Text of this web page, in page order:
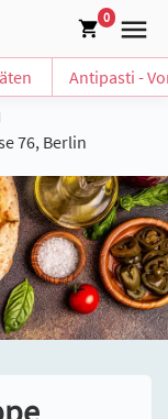
0
Antipasti -
76, Berlin